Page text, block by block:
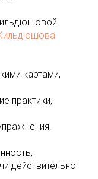
Кильдюшова
картами,
практики,
действительно